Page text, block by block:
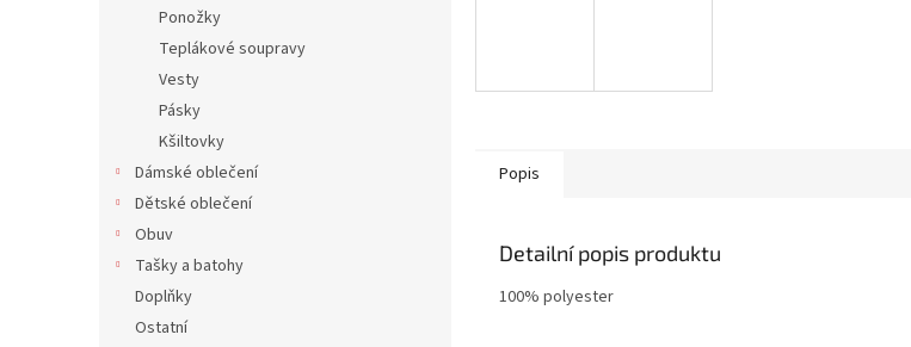
Ponožky
Teplákové soupravy
Vesty
Pásky
Kšiltovky
Dámské oblečení
Dětské oblečení
Obuv
Tašky a batohy
Doplňky
Ostatní
Popis
Detailní popis produktu
100% polyester